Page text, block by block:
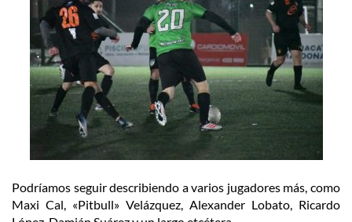
Podríamos seguir describiendo a varios jugadores más, como
Maxi Cal, «Pitbull» Velázquez, Alexander Lobato, Ricardo